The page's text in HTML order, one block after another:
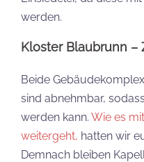
werden.
Kloster Blaubrunn –
Beide
sind abnehmbar,
werden kann. Wie es
weitergeht, hatten wir
Demnach bleiben